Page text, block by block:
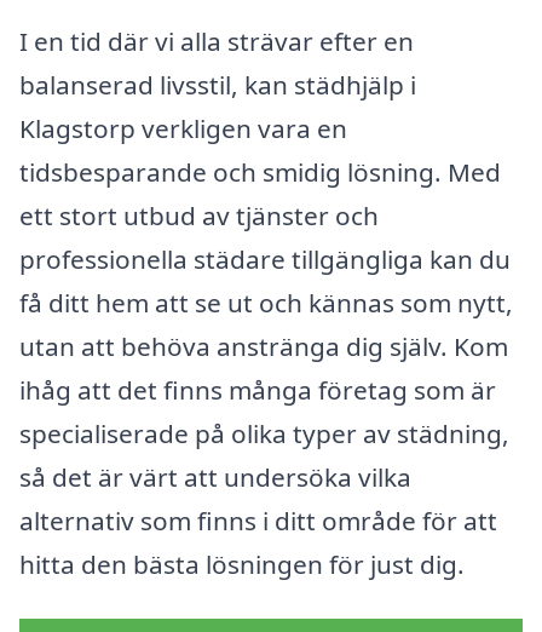
I en tid där vi alla strävar efter en
balanserad livsstil, kan städhjälp i
Klagstorp verkligen vara en
tidsbesparande och smidig lösning. Med
ett stort utbud av tjänster och
professionella städare tillgängliga kan du
få ditt hem att se ut och kännas som nytt,
utan att behöva anstränga dig själv. Kom
ihåg att det finns många företag som är
specialiserade på olika typer av städning,
så det är värt att undersöka vilka
alternativ som finns i ditt område för att
hitta den bästa lösningen för just dig.